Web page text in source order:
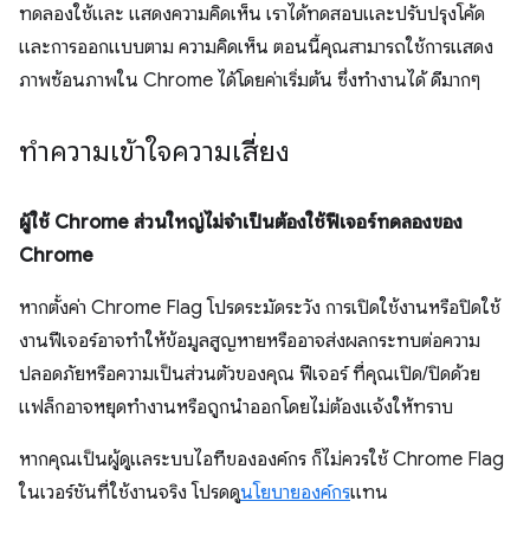
ทดลองใช้และ แสดงความคิดเห็น เราได้ทดสอบและปรับปรุงโค้ด
และการออกแบบตาม ความคิดเห็น ตอนนี้คุณสามารถใช้การแสดง
ภาพซ้อนภาพใน Chrome ได้โดยค่าเริ่มต้น ซึ่งทำงานได้ ดีมากๆ
ทำความเข้าใจความเสี่ยง
ผู้ใช้ Chrome ส่วนใหญ่ไม่จำเป็นต้องใช้ฟีเจอร์ทดลองของ
Chrome
หากตั้งค่า Chrome Flag โปรดระมัดระวัง การเปิดใช้งานหรือปิดใช้
งานฟีเจอร์อาจทำให้ข้อมูลสูญหายหรืออาจส่งผลกระทบต่อความ
ปลอดภัยหรือความเป็นส่วนตัวของคุณ ฟีเจอร์ ที่คุณเปิด/ปิดด้วย
แฟล็กอาจหยุดทำงานหรือถูกนำออกโดยไม่ต้องแจ้งให้ทราบ
หากคุณเป็นผู้ดูแลระบบไอทีขององค์กร ก็ไม่ควรใช้ Chrome Flag
ในเวอร์ชันที่ใช้งานจริง โปรดดูนโยบายองค์กรแทน